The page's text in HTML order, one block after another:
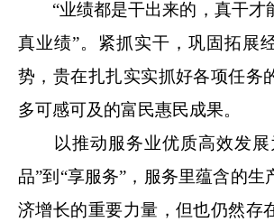
“业绩都是干出来的，真干才
真业绩”。紧抓实干，巩固拓展
势，贵在扎扎实实抓好各项任务
多可感可及的富民惠民成果。
以推动服务业优质高效发展
品”到“享服务”，服务里蕴含的生
济增长的重要力量，但也仍然存